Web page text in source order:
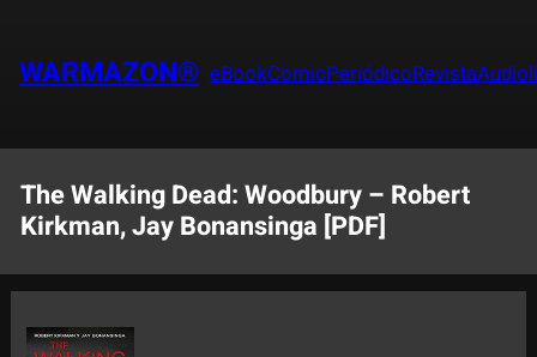
contenido
WARMAZON® eBookComicPeriódicoRevista
The Walking Dead: Woodbury – Robert
Kirkman, Jay Bonansinga [PDF]